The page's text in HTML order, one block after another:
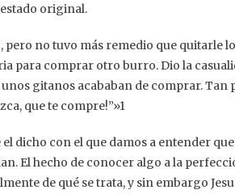
original.
pero no tuvo más remedio que quitarle
para comprar otro burro. Dio la
gitanos acababan de comprar. Tan
que te compre!”»1
dicho con el que damos a entender
El hecho de conocer algo a la
de qué se trata, y sin embargo